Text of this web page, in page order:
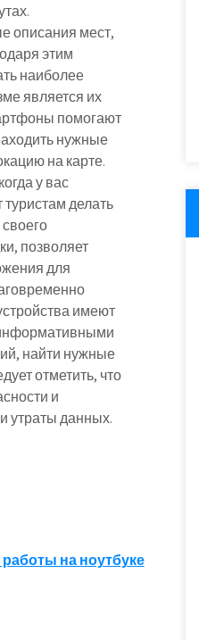
описания мест,
этим
наиболее
является их
помогают
нужные
на карте.
у вас
делать
позволяет
для
имеют
найти нужные
отметить, что
и
утраты данных.
на ноутбуке